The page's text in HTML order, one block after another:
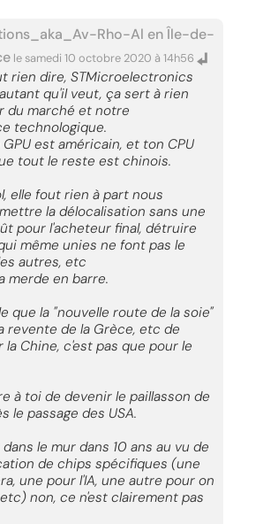
Rho-Al en Île-de-
le samedi 10 octobre 2020 à 14h56
rien dire, STMicroelectronics
qu'il veut, ça sert à rien
du marché et notre
technologique.
est américain, et ton CPU
tout le reste est chinois.
elle fout rien à part nous
la délocalisation sans une
pour l'acheteur final, détruire
même unies ne font pas le
autres, etc
merde en barre.
que la "nouvelle route de la soie"
revente de la Grèce, etc de
Chine, c'est pas que pour le
à toi de devenir le paillasson de
le passage des USA.
le mur dans 10 ans au vu de
de chips spécifiques (une
une pour l'IA, une autre pour on
non, ce n'est clairement pas